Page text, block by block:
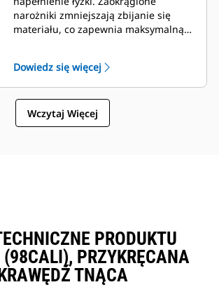
narożniki zmniejszają zbijanie się
materiału, co zapewnia maksymalną
Dowiedz się więcej
Wczytaj Więcej
PRODUKTU
PRZYKRĘCANA
TNĄCA